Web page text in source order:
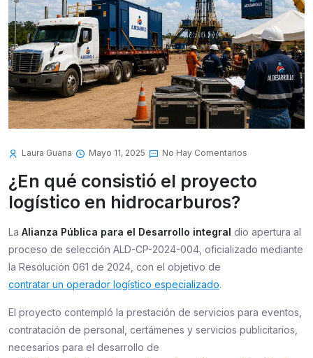
Laura Guana Mayo 11, 2025 No Hay Comentarios
¿En qué consistió el proyecto
logístico en hidrocarburos?
La Alianza Pública para el Desarrollo integral dio apertura al
proceso de selección ALD-CP-2024-004, oficializado mediante
la Resolución 061 de 2024, con el objetivo de
contratar un operador logístico especializado.
El proyecto contempló la prestación de servicios para eventos,
contratación de personal, certámenes y servicios publicitarios,
necesarios para el desarrollo de